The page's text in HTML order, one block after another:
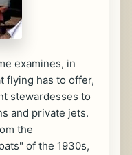
examines, in
flying has to offer,
stewardesses to
and private jets.
the
of the 1930s,